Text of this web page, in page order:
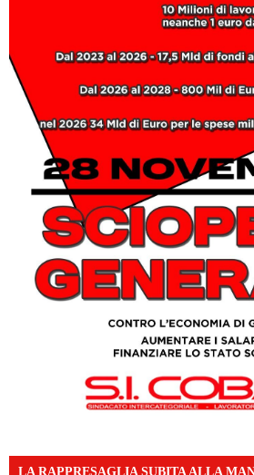
LA RAPPRESAGLIA SUBITA ALLA